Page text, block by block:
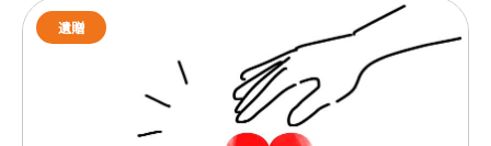
遺贈